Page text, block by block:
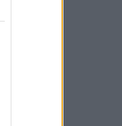
- 13:02
στον
για τη δολοφονία της
στην Κυψέλη — Κομβική η
- 11:27